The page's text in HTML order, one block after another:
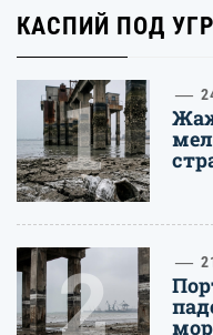
КАСПИЙ ПОД
1
2